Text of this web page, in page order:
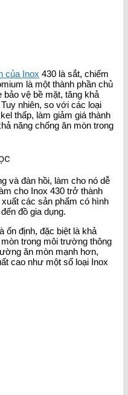
của Inox 430 là sắt, chiếm
là một thành phần chủ
bảo vệ bề mặt, tăng khả
nhiên, so với các loại
thấp, làm giảm giá thành
năng chống ăn mòn trong
và đàn hồi, làm cho nó dễ
cho Inox 430 trở thành
các sản phẩm có hình
đồ gia dụng.
ổn định, đặc biệt là khả
trong môi trường thông
ăn mòn mạnh hơn,
cao như một số loại Inox